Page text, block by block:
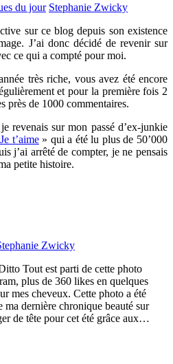
du jour Stephanie Zwicky
sur ce blog depuis son existence
J’ai donc décidé de revenir sur
ce qui a compté pour moi.
très riche, vous avez été encore
et pour la première fois 2
près de 1000 commentaires.
revenais sur mon passé d’ex-junkie
t’aime» qui a été lu plus de 50’000
j’ai arrêté de compter, je ne pensais
petite histoire.
Zwicky
Tout est parti de cette photo
plus de 360 likes en quelques
mes cheveux. Cette photo a été
ma dernière chronique beauté sur
de tête pour cet été grâce aux…